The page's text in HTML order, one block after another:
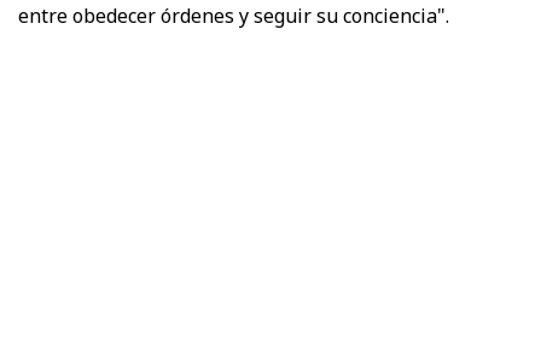
entre obedecer órdenes y seguir su conciencia".